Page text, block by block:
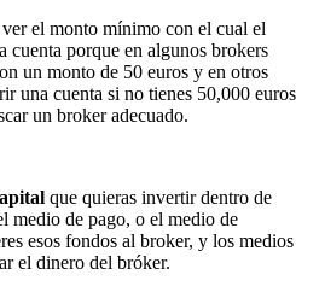
ver el monto mínimo con el cual el
cuenta porque en algunos brokers
un monto de 50 euros y en otros
una cuenta si no tienes 50,000 euros
un broker adecuado.
que quieras invertir dentro de
medio de pago, o el medio de
esos fondos al broker, y los medios
el dinero del bróker.